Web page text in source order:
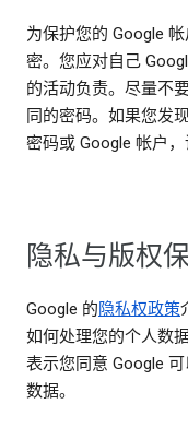
为保护您的 Google
密。您应对自己
的活动负责。尽量不
同的密码。如果您发
密码或 Google 帐户
隐私与版权
Google 的隐私权政策
如何处理您的个人数
表示您同意 Google
数据。